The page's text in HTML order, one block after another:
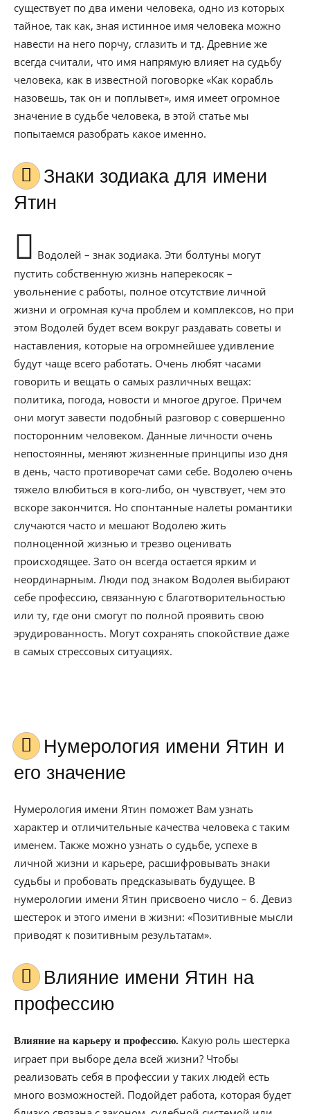
существует по два имени человека, одно из которых
тайное, так как, зная истинное имя человека можно
навести на него порчу, сглазить и тд. Древние же
всегда считали, что имя напрямую влияет на судьбу
человека, как в известной поговорке «Как корабль
назовешь, так он и поплывет», имя имеет огромное
значение в судьбе человека, в этой статье мы
попытаемся разобрать какое именно.
Знаки зодиака для имени
Ятин
Водолей – знак зодиака. Эти болтуны могут
пустить собственную жизнь наперекосяк –
увольнение с работы, полное отсутствие личной
жизни и огромная куча проблем и комплексов, но при
этом Водолей будет всем вокруг раздавать советы и
наставления, которые на огромнейшее удивление
будут чаще всего работать. Очень любят часами
говорить и вещать о самых различных вещах:
политика, погода, новости и многое другое. Причем
они могут завести подобный разговор с совершенно
посторонним человеком. Данные личности очень
непостоянны, меняют жизненные принципы изо дня
в день, часто противоречат сами себе. Водолею очень
тяжело влюбиться в кого-либо, он чувствует, чем это
вскоре закончится. Но спонтанные налеты романтики
случаются часто и мешают Водолею жить
полноценной жизнью и трезво оценивать
происходящее. Зато он всегда остается ярким и
неординарным. Люди под знаком Водолея выбирают
себе профессию, связанную с благотворительностью
или ту, где они смогут по полной проявить свою
эрудированность. Могут сохранять спокойствие даже
в самых стрессовых ситуациях.
Нумерология имени Ятин и
его значение
Нумерология имени Ятин поможет Вам узнать
характер и отличительные качества человека с таким
именем. Также можно узнать о судьбе, успехе в
личной жизни и карьере, расшифровывать знаки
судьбы и пробовать предсказывать будущее. В
нумерологии имени Ятин присвоено число – 6. Девиз
шестерок и этого имени в жизни: «Позитивные мысли
приводят к позитивным результатам».
Влияние имени Ятин на
профессию
Влияние на карьеру и профессию. Какую роль шестерка
играет при выборе дела всей жизни? Чтобы
реализовать себя в профессии у таких людей есть
много возможностей. Подойдет работа, которая будет